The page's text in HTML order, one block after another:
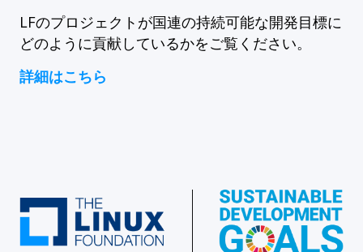
LFのプロジェクトが国連の持続可能な開発目標に
どのように貢献しているかをご覧ください。
詳細はこちら